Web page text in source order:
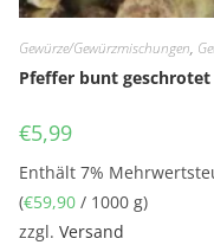
Gewürze/Gewürzmischungen,
Pfeffer bunt geschrotet
€5,99
Enthält 7%
(€59,90 / 1000 g)
zzgl.Versand